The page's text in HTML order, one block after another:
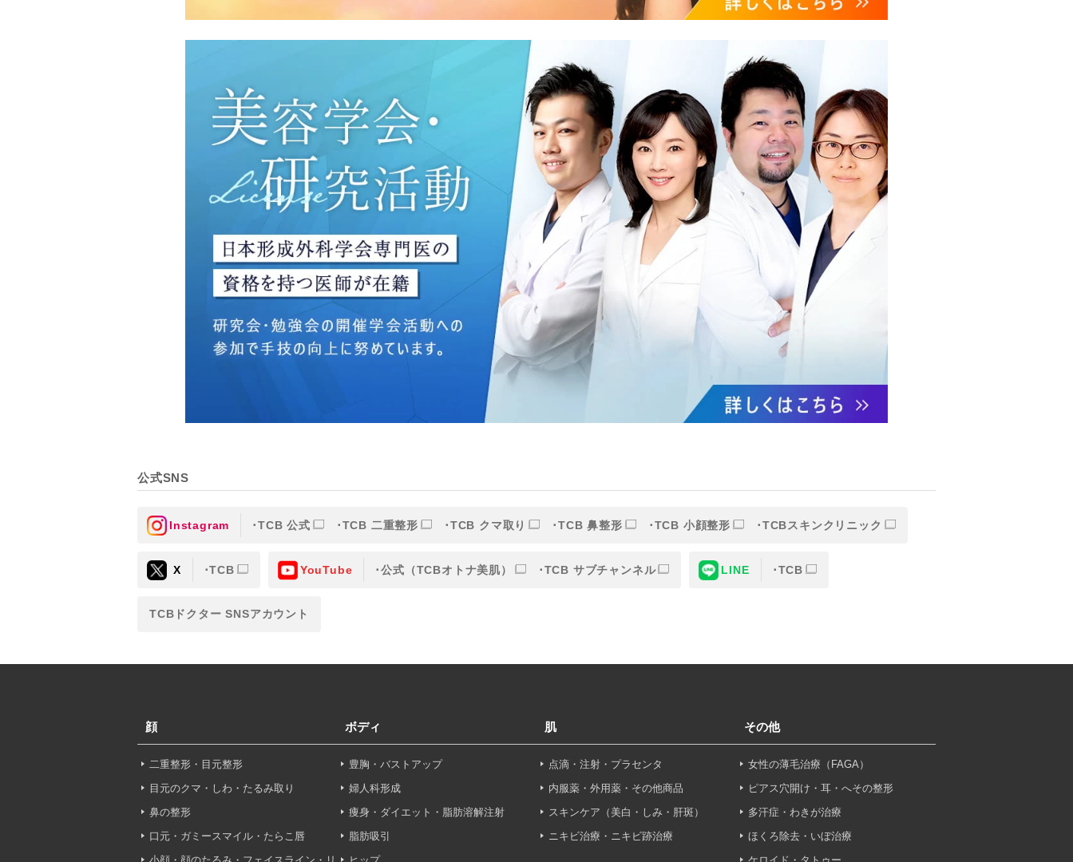
・Cookie等の技術を用いたアクセス履歴、閲覧記録等に関する情報の収集、分析
・閲覧記録等から趣味・嗜好を分析した情報を使用しての広告に利用するため
・お問い合わせ又はご意見の内容確認及びその対応のため
・患者様のサービス利用状況の分析及び症例研究のため
・広告、宣伝、マーケティングのため
【個人情報の管理体制について】
TCBグループは、取り扱う個人情報を、厳正な管理の下に蓄積・保管し、当該個人情報への不正アクセス・紛失・破
壊・改ざんおよび漏洩等を防止するため、必要かつ適切な組織的・人的・物理的・技術的防御措置を講じます。
【個人情報の共同利用について】
TCBグループは、【利用目的】達成に必要な範囲で、取得情報を共同して利用することがあります。
なお、共同利用にあたっては、一般社団法人メディカルアライアンスが個人情報の管理について責任を有します。
東京都港区西新橋3-25-33 フロンティア御成門7F
一般社団法人メディカルアライアンス
【利用目的】の達成のため
【外部委託について】
めを行い、契約にあたっては取得情報が適正に管理されるよう確保します。
以外の第三者に開示・提供することはありません。
【個人情報の開示・訂正・利用停止について】
TCBグループは、本人の申し出により個人情報に関する開示、訂正、更新、削除、利用停止その他お問い合わせについ
て、これを適切に対応します。
問合せ先：個人情報お問合せフォーム
公式SNS
Instagram TCB 公式 TCB 二重整形 TCB クマ取り TCB 鼻整形 TCB 小顔整形 TCBスキンクリニック
X TCB YouTube 公式（TCBオトナ美肌） TCB サブチャンネル LINE TCB
TCBドクター SNSアカウント
顔
二重整形・目元整形
目元のクマ・しわ・たるみ取り
鼻の整形
口元・ガミースマイル・たらこ唇
ボディ
豊胸・バストアップ
婦人科形成
痩身・ダイエット・脂肪溶解注射
脂肪吸引
肌
点滴・注射・プラセンタ
内服薬・外用薬・その他商品
スキンケア（美白・しみ・肝斑）
ニキビ治療・ニキビ跡治療
その他
女性の薄毛治療（FAGA）
ピアス穴開け・耳・へその整形
多汗症・わきが治療
ほくろ除去・いぼ治療